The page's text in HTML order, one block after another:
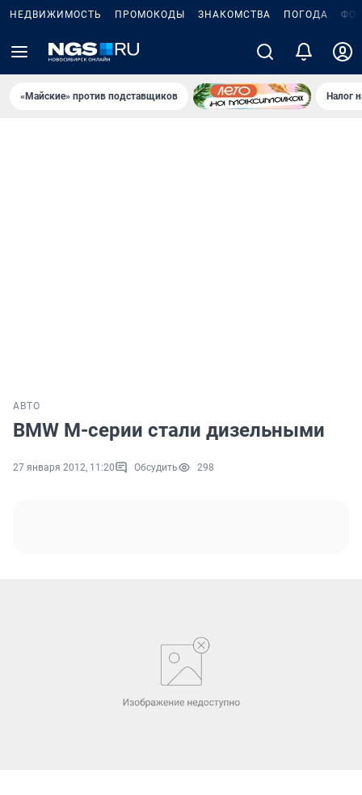
НЕДВИЖИМОСТЬ ПРОМОКОДЫ ЗНАКОМСТВА ПОГОДА
«Майские» против подставщиков Налог
АВТО
BMW M-серии стали дизельными
27 января 2012, 11:20 Обсудить 298